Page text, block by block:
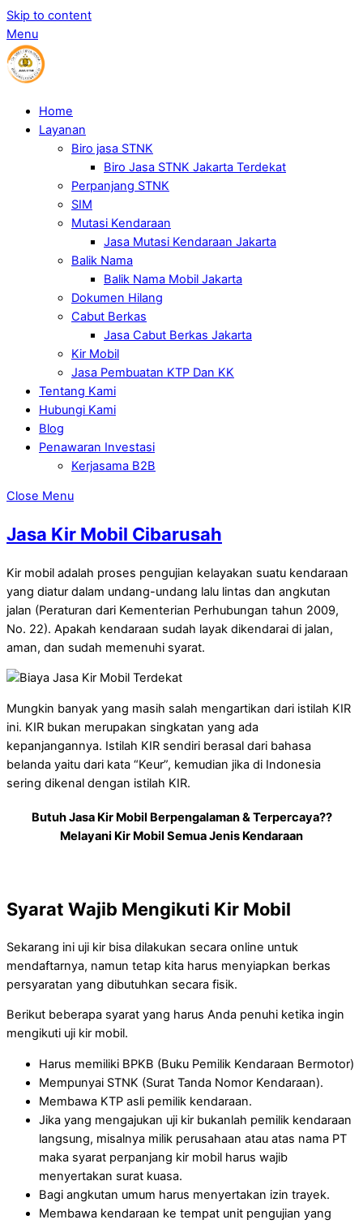
Skip to content
Menu
Home
Layanan
Biro jasa STNK
Biro Jasa STNK Jakarta Terdekat
Perpanjang STNK
SIM
Mutasi Kendaraan
Jasa Mutasi Kendaraan Jakarta
Balik Nama
Balik Nama Mobil Jakarta
Dokumen Hilang
Cabut Berkas
Jasa Cabut Berkas Jakarta
Kir Mobil
Jasa Pembuatan KTP Dan KK
Tentang Kami
Hubungi Kami
Blog
Penawaran Investasi
Kerjasama B2B
Close Menu
Jasa Kir Mobil Cibarusah
Kir mobil adalah proses pengujian kelayakan suatu kendaraan
yang diatur dalam undang-undang lalu lintas dan angkutan
jalan (Peraturan dari Kementerian Perhubungan tahun 2009,
No. 22). Apakah kendaraan sudah layak dikendarai di jalan,
aman, dan sudah memenuhi syarat.
Mungkin banyak yang masih salah mengartikan dari istilah KIR
ini. KIR bukan merupakan singkatan yang ada
kepanjangannya. Istilah KIR sendiri berasal dari bahasa
belanda yaitu dari kata “Keur”, kemudian jika di Indonesia
sering dikenal dengan istilah KIR.
Butuh Jasa Kir Mobil Berpengalaman & Terpercaya??
Melayani Kir Mobil Semua Jenis Kendaraan
Syarat Wajib Mengikuti Kir Mobil
Sekarang ini uji kir bisa dilakukan secara online untuk
mendaftarnya, namun tetap kita harus menyiapkan berkas
persyaratan yang dibutuhkan secara fisik.
Berikut beberapa syarat yang harus Anda penuhi ketika ingin
mengikuti uji kir mobil.
Harus memiliki BPKB (Buku Pemilik Kendaraan Bermotor)
Mempunyai STNK (Surat Tanda Nomor Kendaraan).
Membawa KTP asli pemilik kendaraan.
Jika yang mengajukan uji kir bukanlah pemilik kendaraan
langsung, misalnya milik perusahaan atau atas nama PT
maka syarat perpanjang kir mobil harus wajib
menyertakan surat kuasa.
Bagi angkutan umum harus menyertakan izin trayek.
Membawa kendaraan ke tempat unit pengujian yang